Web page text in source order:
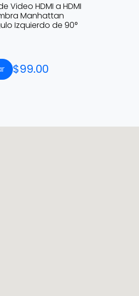
Video HDMI a HDMI
Manhattan
Izquierdo de 90°
$99.00